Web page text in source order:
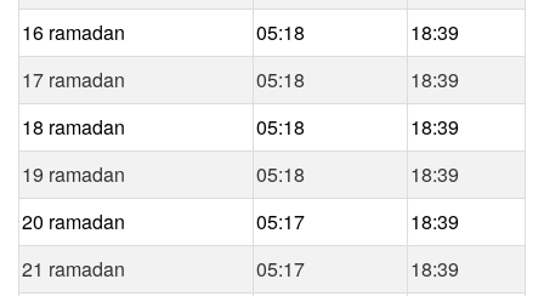
16 ramadan
05:18
18:39
17 ramadan
05:18
18:39
18 ramadan
05:18
18:39
19 ramadan
05:18
18:39
20 ramadan
05:17
18:39
21 ramadan
05:17
18:39